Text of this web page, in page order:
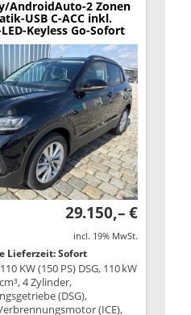
AndroidAuto-2 Zonen
USB C-ACC inkl.
Keyless Go-Sofort
29.150,– €
incl. 19% MwSt.
Lieferzeit: Sofort
KW (150 PS) DSG, 110 kW
4 Zylinder,
(DSG),
(ICE),